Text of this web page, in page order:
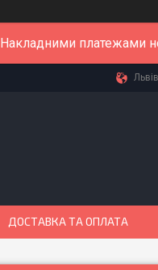
Накладними платежами
ДОСТАВКА ТА ОПЛАТА